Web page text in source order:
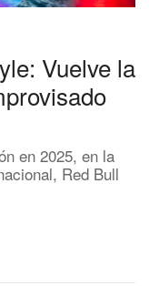
Vuelve la
en 2025, en la
Red Bull